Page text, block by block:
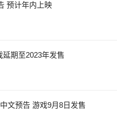
预计年内上映
期至2023年发售
文预告 游戏9月8日发售